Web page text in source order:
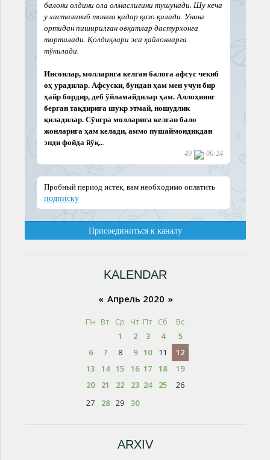
KALENDAR
« Апрель 2020 »
Пн Вт Ср Чт Пт Сб
Вс
1
2 3 4
5
6
7 8 9 10 11
12
13
14 15 16 17 18
19
20
21 22 23 24 25
26
27
28 29 30
ARXIV